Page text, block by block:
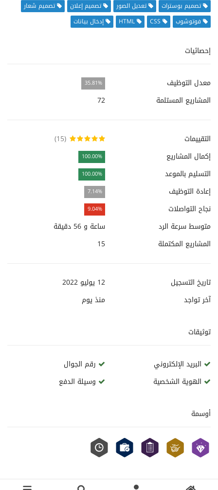
تصميم بوسترات
تعديل الصور تصميم إعلان
تصميم شعار
فوتوشوب
CSS
HTML إدخال بيانات
إحصائيات
معدل التوظيف 35.81%
المشاريع المستلمة 72
التقييمات
(15)
إكمال المشاريع
100.00%
التسليم بالموعد 100.00%
إعادة التوظيف 7.14%
نجاح التواصلات 9.04%
متوسط سرعة الرد
ساعة و 56 دقيقة
المشاريع المكتملة
15
تاريخ التسجيل
12 يوليو 2022
آخر تواجد
منذ يوم
توثيقات
البريد الإلكتروني
رقم الجوال
الهوية الشخصية
وسيلة الدفع
أوسمة